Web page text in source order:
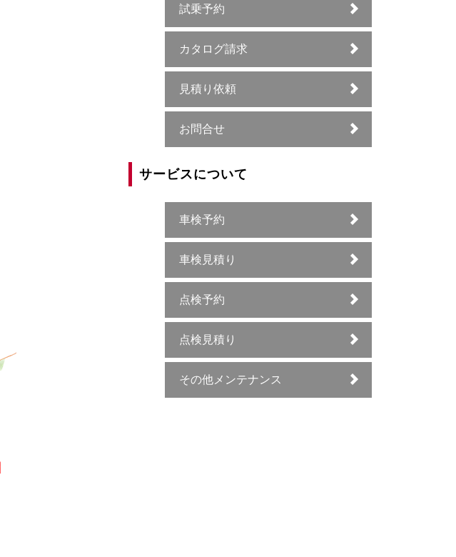
試乗予約
カタログ請求
見積り依頼
お問合せ
サービスについて
車検予約
車検見積り
点検予約
点検見積り
その他メンテナンス